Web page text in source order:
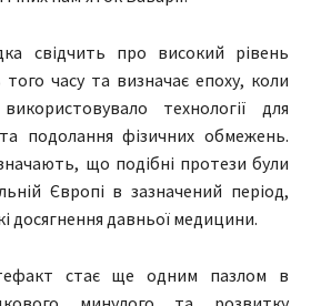
свідчить про високий рівень
часу та визначає епоху, коли
технології для
подолання фізичних обмежень.
що подібні протези були
Європі в зазначений період,
досягнення давньої медицини.
стає ще одним пазлом в